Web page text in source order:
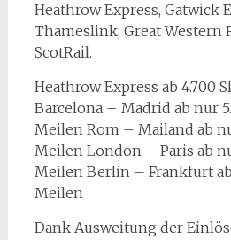
Heathrow Express, Gatwick
Thameslink, Great Western
ScotRail.
Heathrow Express ab 4.700
Barcelona – Madrid ab nur
Meilen Rom – Mailand ab
Meilen London – Paris ab
Meilen Berlin – Frankfurt ab
Meilen
Dank Ausweitung der